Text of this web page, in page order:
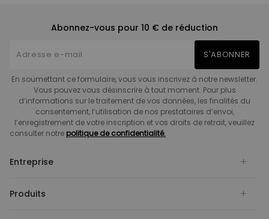
Abonnez-vous pour 10 € de réduction
S'ABONNER
En soumettant ce formulaire, vous vous inscrivez à notre newsletter.
Vous pouvez vous désinscrire à tout moment. Pour plus
d’informations sur le traitement de vos données, les finalités du
consentement, l’utilisation de nos prestataires d’envoi,
l’enregistrement de votre inscription et vos droits de retrait, veuillez
consulter notre politique de confidentialité.
Entreprise
Produits